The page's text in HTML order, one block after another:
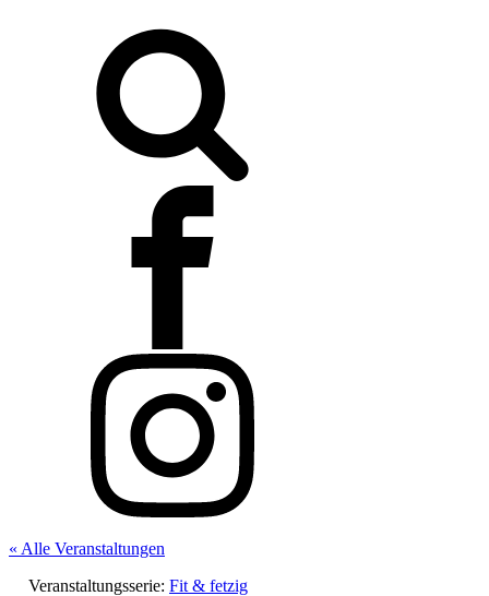
« Alle Veranstaltungen
Veranstaltungsserie: Fit & fetzig